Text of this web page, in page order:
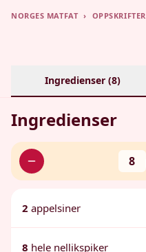
NORGES MATFAT › OPPSKRIFTER
Ingredienser (8)
Ingredienser
8
2 appelsiner
8 hele nellikspiker